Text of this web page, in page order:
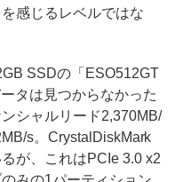
感じるレベルではな
SSDの「ESO512GT
タは見つからなかった
シャルリード2,370MB/
s。CrystalDiskMark
が、これはPCIe 3.0 x2